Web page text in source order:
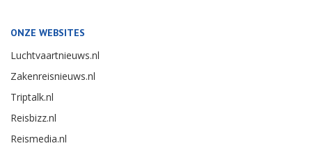
ONZE WEBSITES
Luchtvaartnieuws.nl
Zakenreisnieuws.nl
Triptalk.nl
Reisbizz.nl
Reismedia.nl